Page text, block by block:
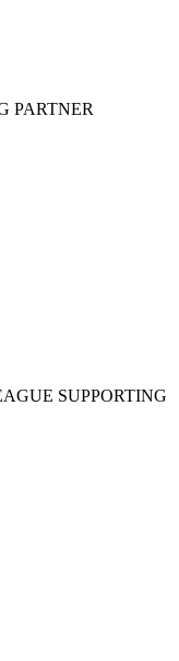
PARTNER
SUPPORTING